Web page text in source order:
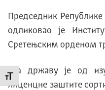
Промени величину слова
Председник
одликовао је
Сретењским орденом
„За државу је од
лиценцне заштите